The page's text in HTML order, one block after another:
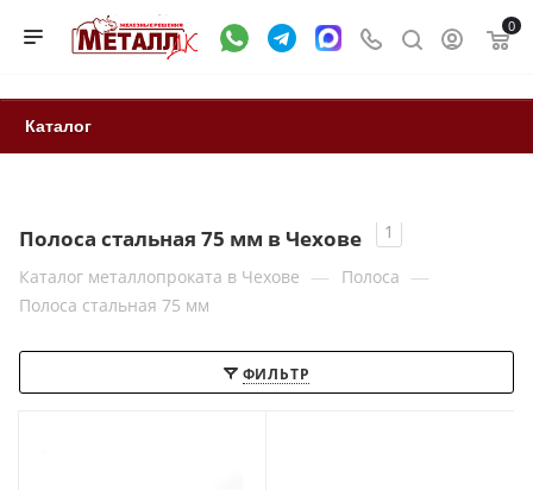
0
Каталог
Полоса стальная 75 мм в Чехове
1
Каталог металлопроката в Чехове — Полоса —
Полоса стальная 75 мм
ФИЛЬТР